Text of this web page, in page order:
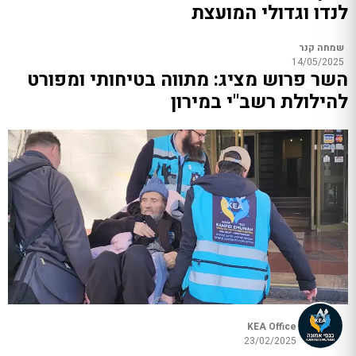
לנדו וגדולי המועצת
שמחה קנר
14/05/2025
השר פרוש מציג: מתווה בטיחותי ומפורט
להילולת רשב"י במירון
KEA Office
23/02/2025